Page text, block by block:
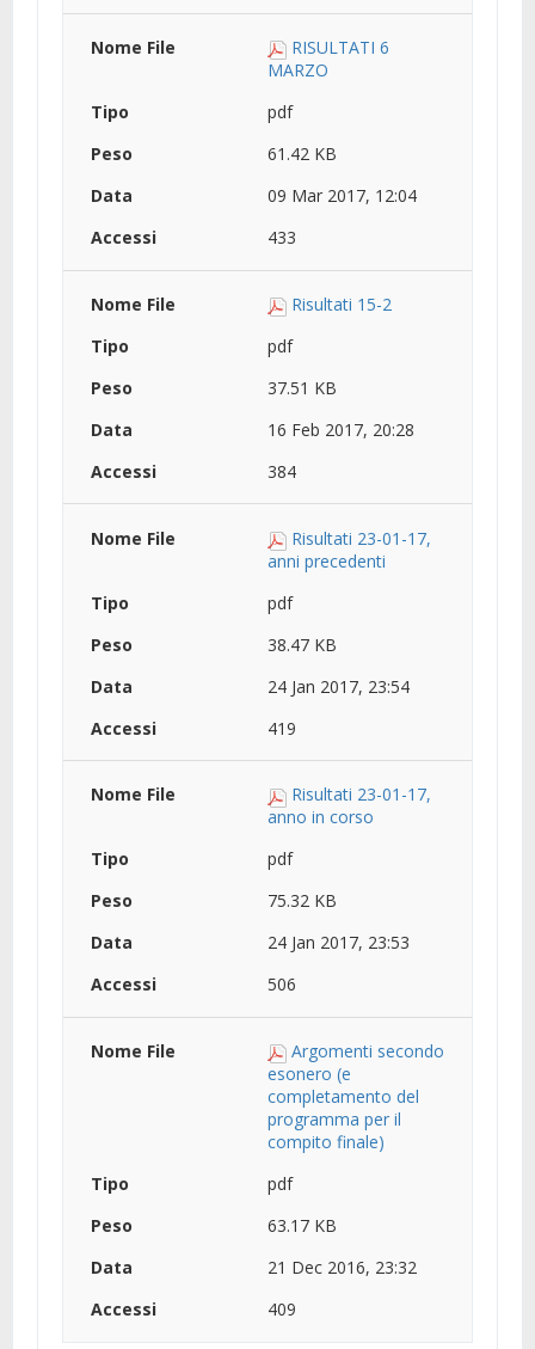
RISULTATI 6
MARZO
pdf
61.42 KB
09 Mar 2017, 12:04
433
Risultati 15-2
pdf
37.51 KB
16 Feb 2017, 20:28
384
Risultati 23-01-17,
anni precedenti
pdf
38.47 KB
24 Jan 2017, 23:54
419
Risultati 23-01-17,
anno in corso
pdf
75.32 KB
24 Jan 2017, 23:53
506
Argomenti secondo
esonero (e
completamento del
programma per il
compito finale)
pdf
63.17 KB
21 Dec 2016, 23:32
409